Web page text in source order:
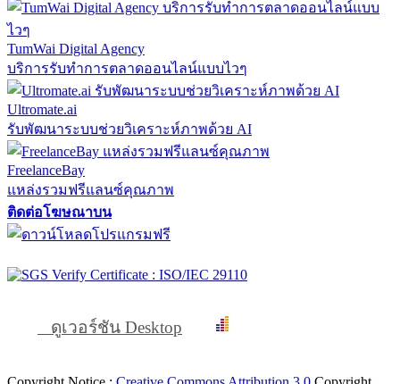
TumWai Digital Agency
บริการรับทำการตลาดออนไลน์แบบไวๆ
Ultromate.ai
รับพัฒนาระบบช่วยวิเคราะห์ภาพด้วย AI
FreelanceBay
แหล่งรวมฟรีแลนซ์คุณภาพ
ติดต่อโฆษณาบน
ดูเวอร์ชัน Desktop